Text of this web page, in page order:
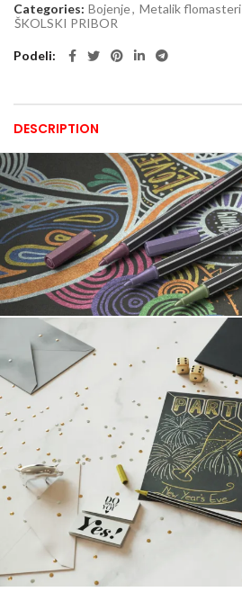
Categories: Bojenje, Metalik flomasteri
ŠKOLSKI PRIBOR
Podeli
DESCRIPTION